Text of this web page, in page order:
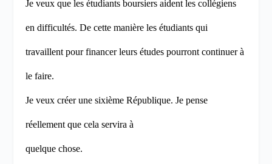
Je veux que les étudiants boursiers aident les collégiens
en difficultés. De cette manière les étudiants qui
travaillent pour financer leurs études pourront continuer à
le faire.
Je veux créer une sixième République. Je pense
réellement que cela servira à
quelque chose.